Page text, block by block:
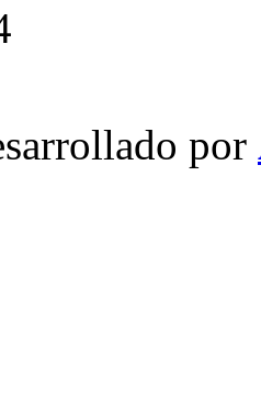
por